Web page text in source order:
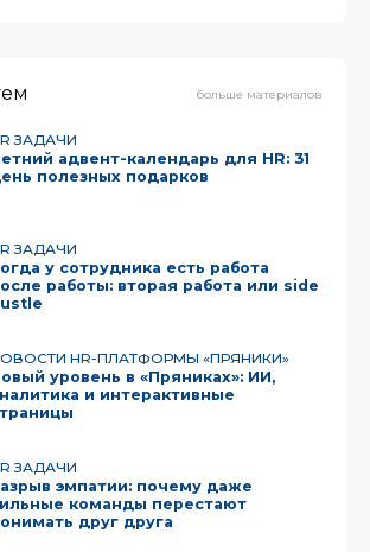
больше материалов
ЗАДАЧИ
адвент-календарь для HR: 31
полезных подарков
ЗАДАЧИ
у сотрудника есть работа
работы: вторая работа или side
HR-ПЛАТФОРМЫ «ПРЯНИКИ»
уровень в «Пряниках»: ИИ,
и интерактивные
ЗАДАЧИ
эмпатии: почему даже
команды перестают
друг друга